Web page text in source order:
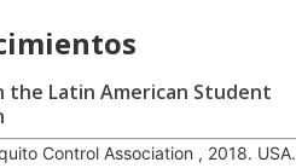
the Latin American Student
Control Association , 2018. USA.